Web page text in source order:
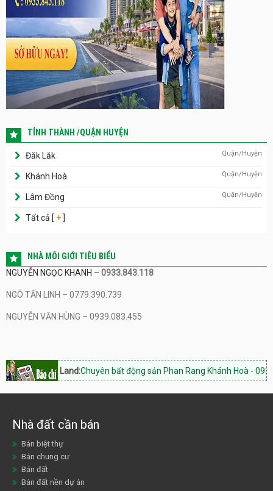
TỈNH THÀNH /QUẬN HUYỆN
Đăk Lăk Quận/Huyện
Khánh Hoà Quận/Huyện
Lâm Đồng Quận/Huyện
Tất cả [ +]
NHÀ MÔI GIỚI TIÊU BIỂU
NGUYỄN NGỌC KHANH – 0933.843.118
NGÔ TẤN LINH – 0779.390.739
NGUYỄN VĂN HÙNG – 0939.083.455
Thuận Land:Chuyên bất động sản Phan Rang Khánh Hoà -
Nhà đất cần bán
Bán biệt thự
Bán chung cư
Bán đất
Bán đất nền dự án